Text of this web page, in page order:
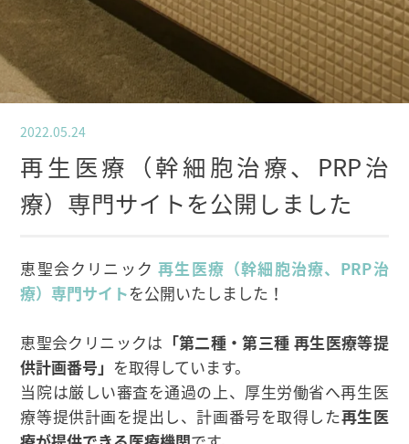
2022.05.24
再生医療（幹細胞治療、PRP治
療）専門サイトを公開しました
恵聖会クリニック再生医療（幹細胞治療、PRP治
療）専門サイトを公開いたしました！
恵聖会クリニックは 「第二種・第三種 再生医療等提
供計画番号」 を取得しています。
当院は厳しい審査を通過の上、厚生労働省へ再生医
療等提供計画を提出し、計画番号を取得した再生医